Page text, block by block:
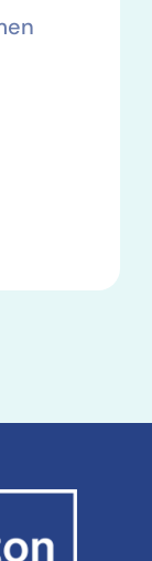
we mee?